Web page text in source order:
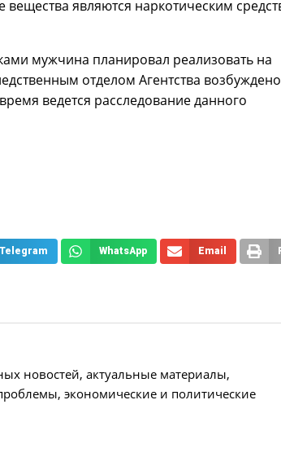
являются наркотическим
мужчина планировал реализовать на
отделом Агентства возбуждено
ведется расследование данного
Telegram WhatsApp Email
новостей, актуальные материалы,
экономические и политические